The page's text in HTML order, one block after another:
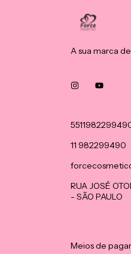
A sua marca
11 982299490
RUA JOSÉ
- SÃO PAULO
Meios de